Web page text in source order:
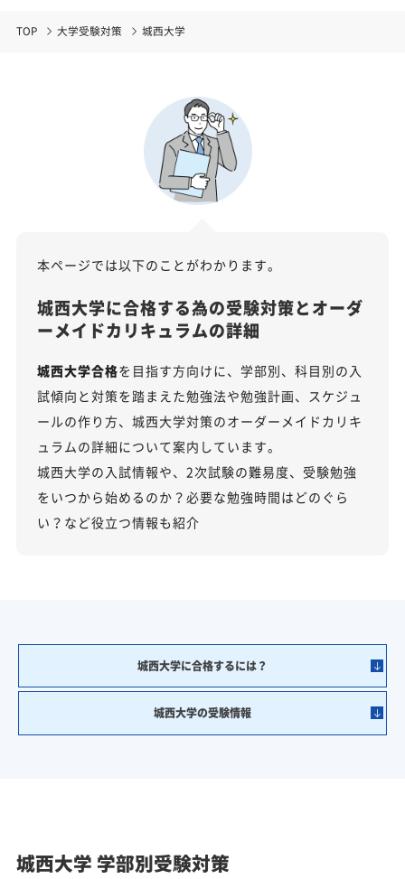
TOP 大学受験対策 城西大学
本ページでは以下のことがわかります。
城西大学に合格する為の受験対策とオーダ
ーメイドカリキュラムの詳細
城西大学合格を目指す方向けに、学部別、科目別の入
試傾向と対策を踏まえた勉強法や勉強計画、スケジュ
ールの作り方、城西大学対策のオーダーメイドカリキ
ュラムの詳細について案内しています。
城西大学の入試情報や、2次試験の難易度、受験勉強
をいつから始めるのか？必要な勉強時間はどのぐら
い？など役立つ情報も紹介
城西大学に合格するには？
城西大学の受験情報
城西大学 学部別受験対策